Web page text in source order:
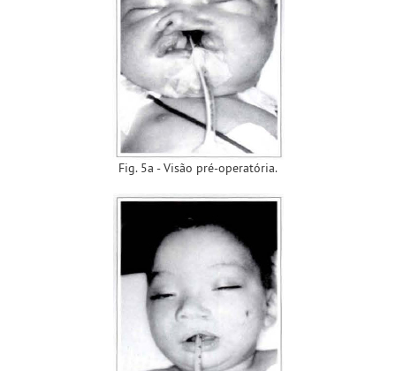
Fig. 5a - Visão pré-operatória.